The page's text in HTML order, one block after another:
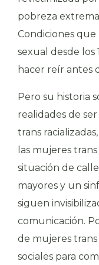
pobreza
Condiciones
sexual desde los
hacer reír antes
Pero su historia
realidades de
trans
las mujeres
situación de
mayores y un
siguen
comunicación.
de mujeres
sociales para